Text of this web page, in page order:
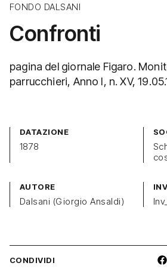
FONDO DALSANI
Confronti
pagina del giornale Figaro.
parrucchieri, Anno I, n. XV,
DATAZIONE
1878
AUTORE
Dalsani (Giorgio Ansaldi)
CONDIVIDI